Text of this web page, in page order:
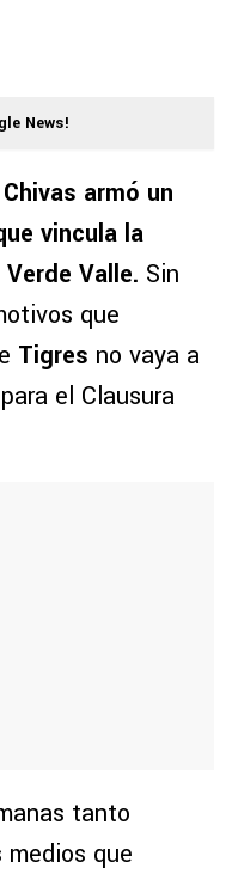
News!
Chivas armó un
vincula la
Valle. Sin
que
Tigres no vaya a
el Clausura
tanto
medios que